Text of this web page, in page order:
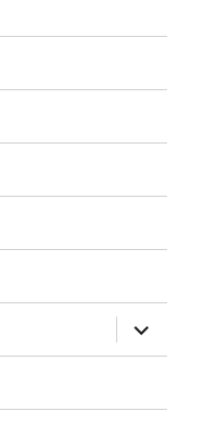
ouvrir
le
sous-